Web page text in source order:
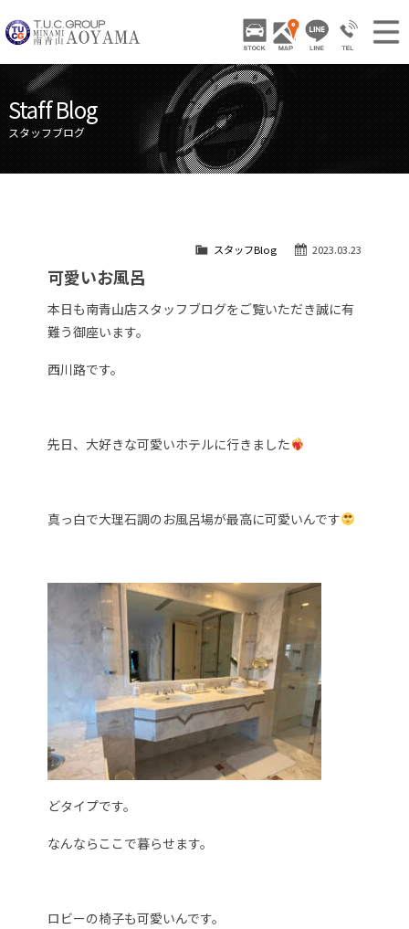
TUCグループ 南青山
STOCK ACCESS LINE 03-
NEWS INFO / ニュース
STOCK CAR LIST / 在庫車両情報
GALLERY / 販売車両ギャラリー
TRADE IN / 買取査定
Staff Blog
スタッフブログ
2023.03.23
スタッフBlog
可愛いお風呂
本日も南青山店スタッフブログをご覧いただき誠に有
難う御座います。
西川路です。
先日、大好きな可愛いホテルに行きました
真っ白で大理石調のお風呂場が最高に可愛いんです
どタイプです。
なんならここで暮らせます。
ロビーの椅子も可愛いんです。